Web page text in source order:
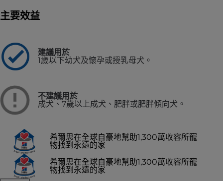
主要效益
建議用於
1歲以下幼犬及懷孕或授乳母犬。
不建議用於
成犬、7歲以上成犬、肥胖或肥胖傾向犬。
希爾思在全球自豪地幫助1,300萬收容所寵
物找到永遠的家
希爾思在全球自豪地幫助1,300萬收容所寵
物找到永遠的家